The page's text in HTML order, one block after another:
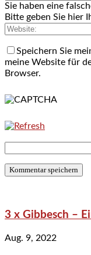
Sie haben eine
Bitte geben Sie hier
Speichern Sie
meine Website für
Browser.
3 x Gibbesch –
Aug. 9, 2022